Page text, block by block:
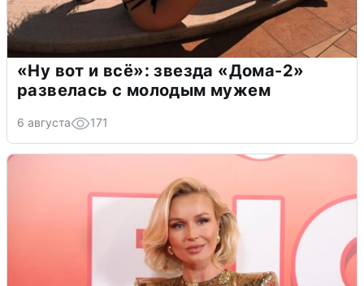
«Ну вот и всё»: звезда «Дома-2»
развелась с молодым мужем
6 августа 171